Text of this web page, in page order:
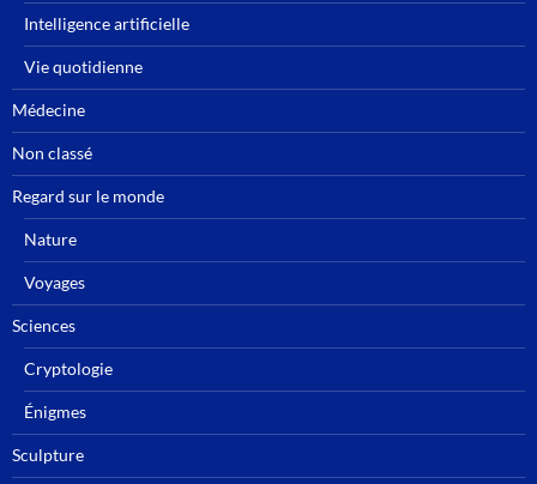
Intelligence artificielle
Vie quotidienne
Médecine
Non classé
Regard sur le monde
Nature
Voyages
Sciences
Cryptologie
Énigmes
Sculpture